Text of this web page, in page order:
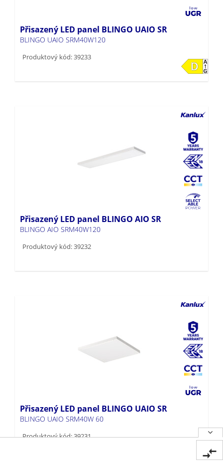
Přisazený LED panel BLINGO UAIO SR
BLINGO UAIO SRM40W120
Produktový kód: 39233
Přisazený LED panel BLINGO AIO SR
BLINGO AIO SRM40W120
Produktový kód: 39232
Přisazený LED panel BLINGO UAIO SR
BLINGO UAIO SRM40W 60
Produktový kód: 39231